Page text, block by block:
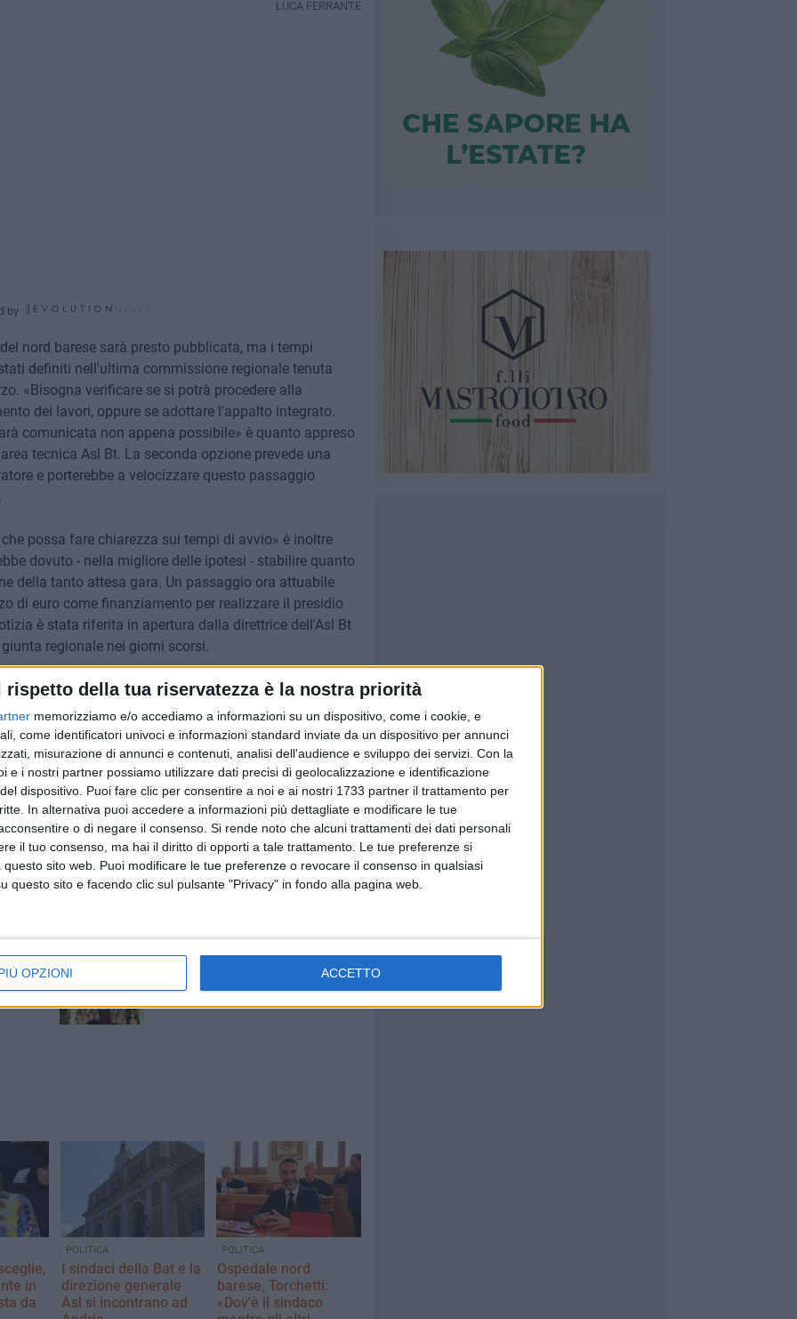
rispetto della tua riservatezza è la nostra priorità
memorizziamo e/o accediamo a informazioni su un dispositivo, come i cookie, e
come identificatori univoci e informazioni standard inviate da un dispositivo per annunci
misurazione di annunci e contenuti, analisi dell'audience e sviluppo dei servizi. Con la
e i nostri partner possiamo utilizzare dati precisi di geolocalizzazione e identificazione
dispositivo. Puoi fare clic per consentire a noi e ai nostri 1733 partner il trattamento per
In alternativa puoi accedere a informazioni più dettagliate e modificare le tue
o di negare il consenso. Si rende noto che alcuni trattamenti dei dati personali
il tuo consenso, ma hai il diritto di opporti a tale trattamento. Le tue preferenze si
sito web. Puoi modificare le tue preferenze o revocare il consenso in qualsiasi
questo sito e facendo clic sul pulsante "Privacy" in fondo alla pagina web.
OPZIONI ACCETTO
LUCA FERRANTE
by
nord barese sarà presto pubblicata, ma i tempi
definiti nell'ultima commissione regionale tenuta
«Bisogna verificare se si potrà procedere alla
dei lavori, oppure se adottare l'appalto integrato.
comunicata non appena possibile» è quanto appreso
tecnica Asl Bt. La seconda opzione prevede una
e porterebbe a velocizzare questo passaggio
possa fare chiarezza sui tempi di avvio» è inoltre
dovuto - nella migliore delle ipotesi - stabilire quanto
della tanto attesa gara. Un passaggio ora attuabile
di euro come finanziamento per realizzare il presidio
è stata riferita in apertura dalla direttrice dell'Asl Bt
regionale nei giorni scorsi.
sono emersi alcuni ritardi procedurali che
passaggio e continueremo a vigilare sul rispetto dei
sanità Felice Spaccavento, che ha
trascurato. «Va ricordato che sono
e le grandi tecnologie sanitarie. Sarà necessario
perché un ospedale non è fatto solo di mura. I tempi
e non sarà un ospedale attivo entro la fine di questa
ai cittadini».
Festa patronale, il programma
completo di venerdì 7 agosto
in
da
POLITICA
I sindaci della Bat e la
direzione generale
Asl si incontrano ad
POLITICA
Ospedale nord
barese, Torchetti:
«Dov'è il sindaco